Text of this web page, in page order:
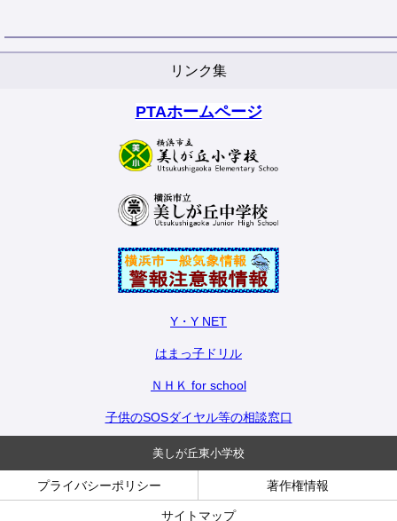
リンク集
PTAホームページ
Y・Y NET
はまっ子ドリル
ＮＨＫ for school
子供のSOSダイヤル等の相談窓口
美しが丘東小学校
プライバシーポリシー 著作権情報
サイトマップ